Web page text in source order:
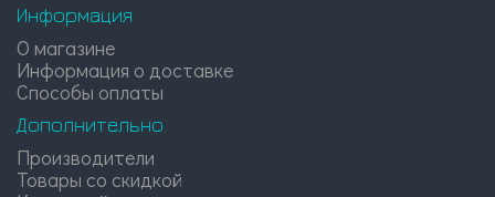
Информация
О магазине
Информация о доставке
Способы оплаты
Дополнительно
Производители
Товары со скидкой